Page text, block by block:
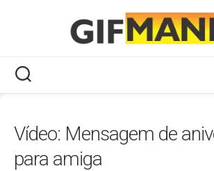
Vídeo: Mensagem de
para amiga